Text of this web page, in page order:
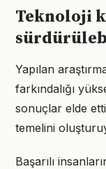
Teknoloji
Yapılan
farkındalığı
sonuçlar elde
temelini
Başarılı